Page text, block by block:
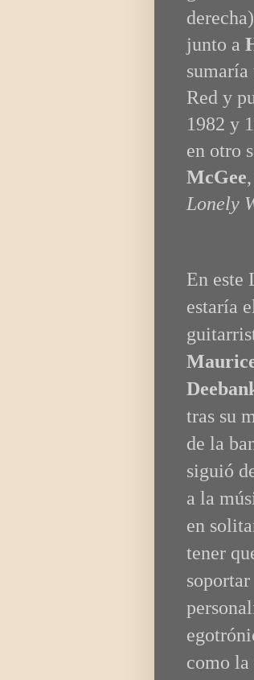
junto a
Red y
1982 y
en otro
McGee
Lonely
En este
estaría
tras su
de la
siguió
a la
en
tener
soportar
como la